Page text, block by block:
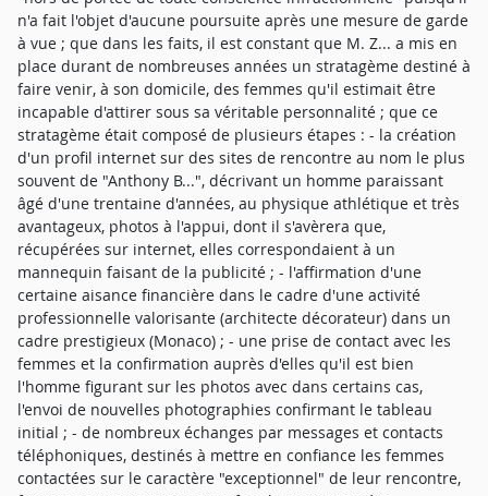
n'a fait l'objet d'aucune poursuite après une mesure de garde
à vue ; que dans les faits, il est constant que M. Z... a mis en
place durant de nombreuses années un stratagème destiné à
faire venir, à son domicile, des femmes qu'il estimait être
incapable d'attirer sous sa véritable personnalité ; que ce
stratagème était composé de plusieurs étapes : - la création
d'un profil internet sur des sites de rencontre au nom le plus
souvent de "Anthony B...", décrivant un homme paraissant
âgé d'une trentaine d'années, au physique athlétique et très
avantageux, photos à l'appui, dont il s'avèrera que,
récupérées sur internet, elles correspondaient à un
mannequin faisant de la publicité ; - l'affirmation d'une
certaine aisance financière dans le cadre d'une activité
professionnelle valorisante (architecte décorateur) dans un
cadre prestigieux (Monaco) ; - une prise de contact avec les
femmes et la confirmation auprès d'elles qu'il est bien
l'homme figurant sur les photos avec dans certains cas,
l'envoi de nouvelles photographies confirmant le tableau
initial ; - de nombreux échanges par messages et contacts
téléphoniques, destinés à mettre en confiance les femmes
contactées sur le caractère "exceptionnel" de leur rencontre,